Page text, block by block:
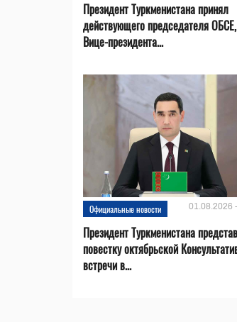
Президент Туркменистана принял
действующего председателя ОБСЕ,
Вице-президента...
Официальные новости 01.08.2026
Президент Туркменистана
повестку октябрьской
встречи в...